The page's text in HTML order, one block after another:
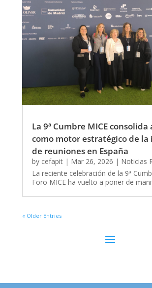
La 9ª Cumbre MICE consolida
como motor estratégico de
de reuniones en España
by cefapit| Mar 26, 2026 | Noticias
La reciente celebración de la 9ª
Foro MICE ha vuelto a poner de
« Older Entries